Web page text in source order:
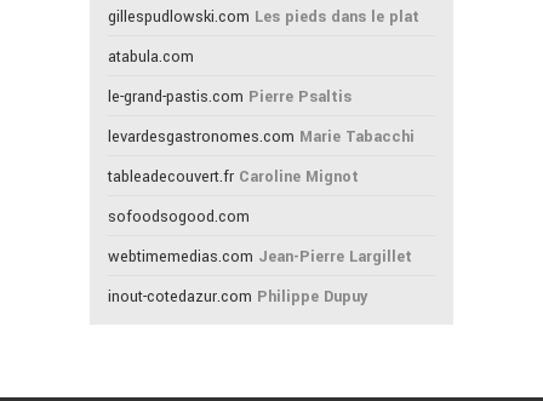
gillespudlowski.com Les pieds dans le plat
atabula.com
le-grand-pastis.com Pierre Psaltis
levardesgastronomes.com Marie Tabacchi
tableadecouvert.fr Caroline Mignot
sofoodsogood.com
webtimemedias.com Jean-Pierre Largillet
inout-cotedazur.com Philippe Dupuy